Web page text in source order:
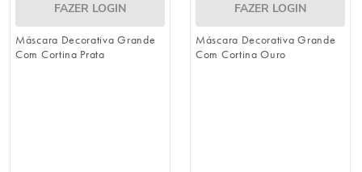
FAZER LOGIN
Máscara Decorativa Grande
Com Cortina Prata
FAZER LOGIN
Máscara Decorativa Grande
Com Cortina Ouro